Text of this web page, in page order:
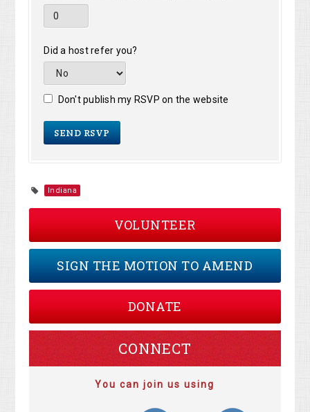
Did a host refer you?
Don't publish my RSVP on the website
Indiana
VOLUNTEER
SIGN THE MOTION TO AMEND
DONATE
CONNECT
You can join us using